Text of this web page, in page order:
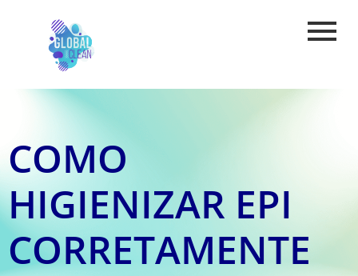
COMO
HIGIENIZAR EPI
CORRETAMENTE